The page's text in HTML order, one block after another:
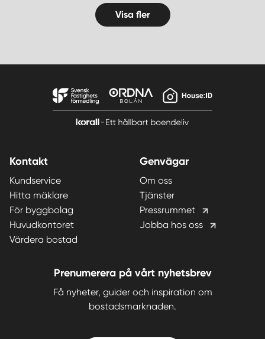
Visa fler
Kontakt
Kundservice
Hitta mäklare
För byggbolag
Huvudkontoret
Värdera bostad
Genvägar
Om oss
Tjänster
Pressrummet
Jobba hos oss
Prenumerera på vårt nyhetsbrev
Få nyheter, guider och inspiration om
bostadsmarknaden.